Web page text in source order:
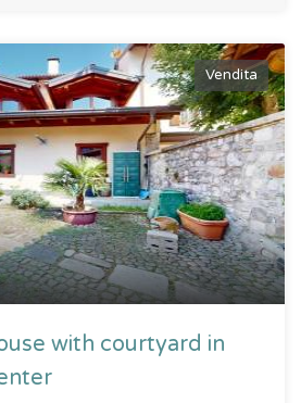
Vendita
with courtyard in